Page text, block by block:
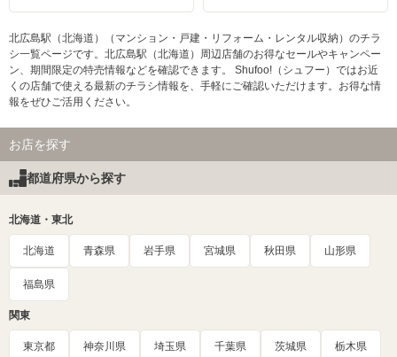
北広島駅（北海道）（マンション・戸建・リフォーム・レンタル収納）のチラ
シ一覧ページです。北広島駅（北海道）周辺店舗のお得なセールやキャンペー
ン、期間限定の特売情報などを確認できます。 Shufoo!（シュフー）ではお近
くの店舗で使える最新のチラシ情報を、手軽にご確認いただけます。お得な情
報をぜひご活用ください。
お店を探す
都道府県から探す
北海道・東北
北海道 青森県 岩手県 宮城県 秋田県 山形県
福島県
関東
東京都 神奈川県 埼玉県 千葉県 茨城県 栃木県